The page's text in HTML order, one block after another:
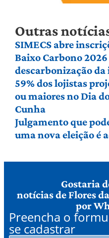
Outras
SIMECS abre
Baixo Carbono
descarbonização
59% dos lojistas
ou maiores no Dia
Cunha
Julgamento que
uma nova eleição é
Gostaria
notícias de Flores
por
Preencha o
se cadastrar